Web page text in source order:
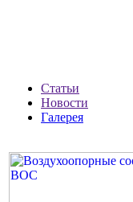
Статьи
Новости
Галерея